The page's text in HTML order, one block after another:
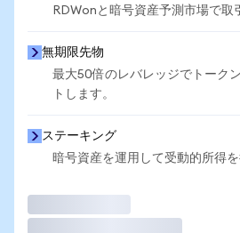
RDWonと暗号資産予測市場で取
無期限先物
最大50倍のレバレッジでトーク
トします。
ステーキング
暗号資産を運用して受動的所得を